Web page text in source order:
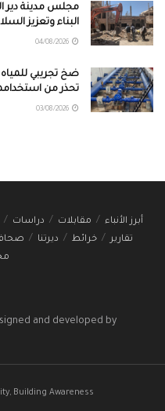
مجلس مدينة دير
البناء وتعزيز
ضخ تجريبي
تحذر من
أبرز الأنباء مقابلات دراسات
تقارير
خرائط ديرتنا
and developed by
Building Awareness